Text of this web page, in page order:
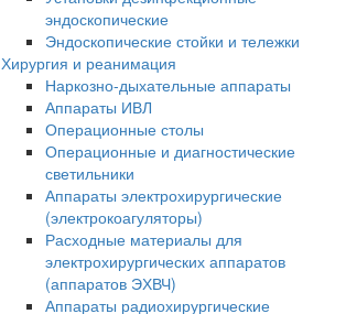
эндоскопические
Эндоскопические стойки и тележки
Хирургия и реанимация
Наркозно-дыхательные аппараты
Аппараты ИВЛ
Операционные столы
Операционные и диагностические
светильники
Аппараты электрохирургические
(электрокоагуляторы)
Расходные материалы для
электрохирургических аппаратов
(аппаратов ЭХВЧ)
Аппараты радиохирургические